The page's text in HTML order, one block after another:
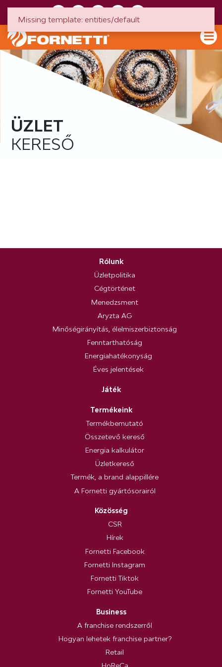
ÜZLET
KERESŐ
Rólunk
Üzletpolitika
Cégtörténet
Menedzsment
Aryzta AG
Minőségirányítás, élelmiszerbiztonság
Fenntarthatóság
Energiahatékonyság
Éves jelentések
Játék
Termékeink
Termékbemutató
Összetevő kereső
Energia kalkulátor
Üzletkereső
Termék, a brand alappillére
A Fornetti gyártósorairól
Közösség
CSR
Hírek
Fornetti Facebook
Fornetti Instagram
Fornetti Tiktok
Fornetti YouTube
Business
A franchise rendszerről
Hogyan lehetek franchise partner?
Retail
Missing template: entities/default